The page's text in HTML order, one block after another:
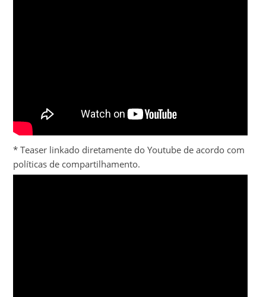
* Teaser linkado diretamente do Youtube de acordo com
políticas de compartilhamento.